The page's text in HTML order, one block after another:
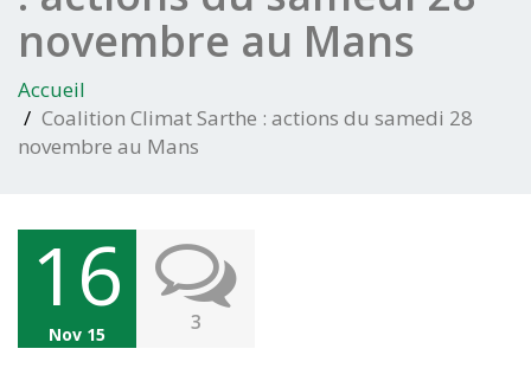
novembre au Mans
Accueil
Coalition Climat Sarthe : actions du samedi 28
novembre au Mans
16
Nov 15 3